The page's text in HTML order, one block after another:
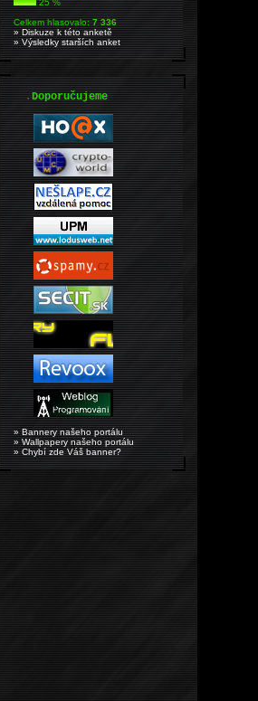
25 %
Celkem hlasovalo:7 336
» Diskuze k této anketě
» Výsledky starších anket
.Doporučujeme
» Bannery našeho portálu
» Wallpapery našeho portálu
» Chybí zde Váš banner?